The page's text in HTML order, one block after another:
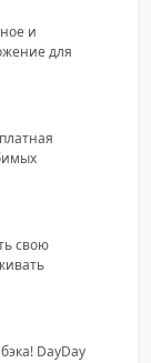
и
для
свою
DayDay